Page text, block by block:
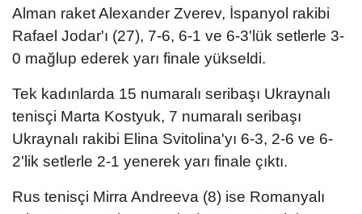
Alman raket Alexander Zverev, İspanyol rakibi
Rafael Jodar'ı (27), 7-6, 6-1 ve 6-3'lük setlerle 3-
0 mağlup ederek yarı finale yükseldi.
Tek kadınlarda 15 numaralı seribaşı Ukraynalı
tenisçi Marta Kostyuk, 7 numaralı seribaşı
Ukraynalı rakibi Elina Svitolina'yı 6-3, 2-6 ve 6-
2'lik setlerle 2-1 yenerek yarı finale çıktı.
Rus tenisçi Mirra Andreeva (8) ise Romanyalı